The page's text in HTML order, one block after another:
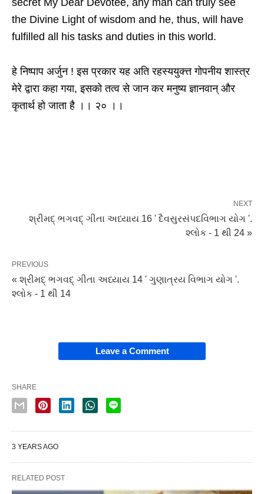
the Divine Light of wisdom and he, thus, will have
fulfilled all his tasks and duties in this world.
हे निष्पाप अर्जुन ! इस प्रकार यह अति रहस्ययुक्त्त गोपनीय शास्त्र
मेरे द्वारा कहा गया, इसको तत्व से जान कर मनुष्य ज्ञानवान् और
कृतार्थ हो जाता है ।। २० ।।
NEXT
શ્રીમદ્ ભગવદ્ ગીતા અધ્યાય 16 ' દૈવસુરસંપદવિભાગ યોગ '.
શ્લોક - 1 થી 24 »
PREVIOUS
« શ્રીમદ્ ભગવદ્ ગીતા અધ્યાય 14 ' ગુણાત્રય વિભાગ યોગ '.
શ્લોક - 1 થી 14
Leave a Comment
SHARE
3 YEARS AGO
RELATED POST